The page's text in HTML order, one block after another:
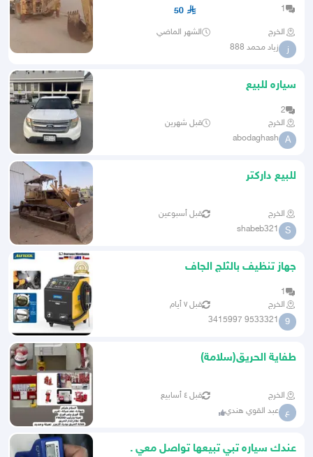
1
50
الخرج الشهر الماضي
ز زياد محمد 888
سياره للبيع
2
الخرج
قبل شهرين
A
abodaghash
للبيع داركتر
الخرج قبل أسبوعين
S
shabeb321
جهاز تنظيف بالثلج الجاف
1
الخرج
قبل ٧ أيام
9
9533321 3415997
طفاية الحريق(سلامة)
الخرج قبل ٤ أسابيع
ع عبد القوي هندي
عندك سياره تبي تبيعها تواصل معي .